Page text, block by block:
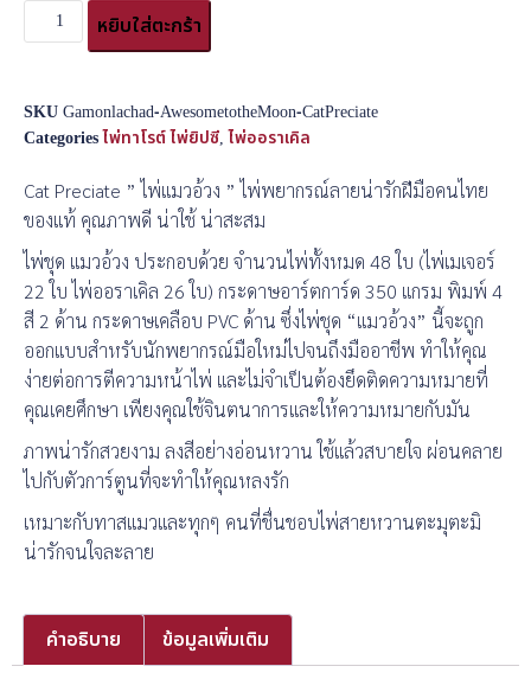
หยิบใส่ตะกร้า
SKUGamonlachad-AwesometotheMoon-CatPreciate
Categoriesไพ่ทาโรต์ ไพ่ยิปซี,ไพ่ออราเคิล
Cat Preciate ” ไพ่แมวอ้วง ” ไพ่พยากรณ์ลายน่ารักฝีมือคนไทย
ของแท้ คุณภาพดี น่าใช้ น่าสะสม
ไพ่ชุด แมวอ้วง ประกอบด้วย จำนวนไพ่ทั้งหมด 48 ใบ (ไพ่เมเจอร์
22 ใบ ไพ่ออราเคิล 26 ใบ) กระดาษอาร์ตการ์ด 350 แกรม พิมพ์ 4
สี 2 ด้าน กระดาษเคลือบ PVC ด้าน ซึ่งไพ่ชุด “แมวอ้วง” นี้จะถูก
ออกแบบสำหรับนักพยากรณ์มือใหม่ไปจนถึงมืออาชีพ ทำให้คุณ
ง่ายต่อการตีความหน้าไพ่ และไม่จำเป็นต้องยึดติดความหมายที่
คุณเคยศึกษา เพียงคุณใช้จินตนาการและให้ความหมายกับมัน
ภาพน่ารักสวยงาม ลงสีอย่างอ่อนหวาน ใช้แล้วสบายใจ ผ่อนคลาย
ไปกับตัวการ์ตูนที่จะทำให้คุณหลงรัก
เหมาะกับทาสแมวและทุกๆ คนที่ชื่นชอบไพ่สายหวานตะมุตะมิ
น่ารักจนใจละลาย
คำอธิบาย ข้อมูลเพิ่มเติม